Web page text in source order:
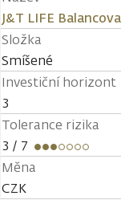
J&T LIFE
Složka
Smíšené
Investiční horizont
3
Tolerance rizika
3 / 7
Měna
CZK